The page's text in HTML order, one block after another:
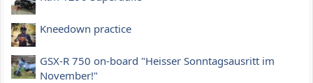
Kneedown practice
GSX-R 750 on-board "Heisser Sonntagsausritt im
November!"